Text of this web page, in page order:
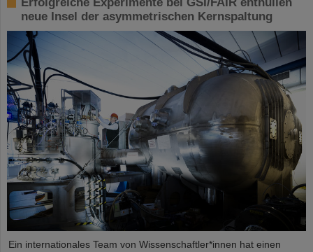
Erfolgreiche Experimente bei GSI/FAIR enthüllen
neue Insel der asymmetrischen Kernspaltung
Ein internationales Team von Wissenschaftler*innen hat einen